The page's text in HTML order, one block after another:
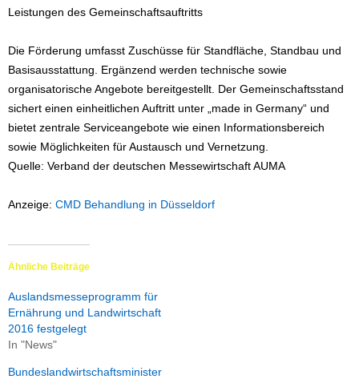
Leistungen des Gemeinschaftsauftritts
Die Förderung umfasst Zuschüsse für Standfläche, Standbau und
Basisausstattung. Ergänzend werden technische sowie
organisatorische Angebote bereitgestellt. Der Gemeinschaftsstand
sichert einen einheitlichen Auftritt unter „made in Germany“ und
bietet zentrale Serviceangebote wie einen Informationsbereich
sowie Möglichkeiten für Austausch und Vernetzung.
Quelle: Verband der deutschen Messewirtschaft AUMA
Anzeige: CMD Behandlung in Düsseldorf
Ähnliche Beiträge
Auslandsmesseprogramm für
Ernährung und Landwirtschaft
2016 festgelegt
In "News"
Bundeslandwirtschaftsminister